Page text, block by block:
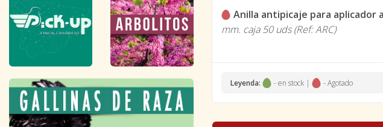
Anilla antipicaje para aplicador
mm. caja 50 uds (Ref: ARC)
Leyenda: - en stock | - Agotado